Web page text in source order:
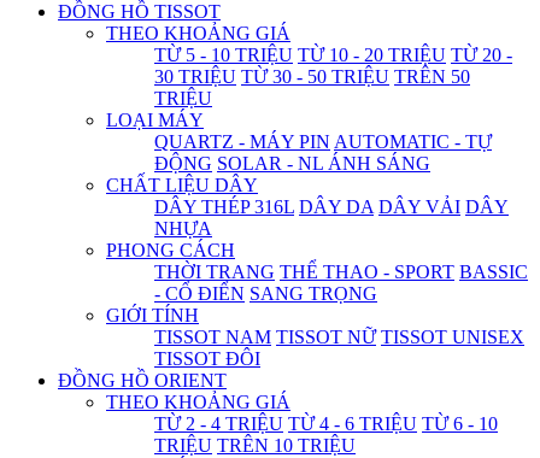
ĐỒNG HỒ TISSOT
THEO KHOẢNG GIÁ
TỪ 5 - 10 TRIỆU TỪ 10 - 20 TRIỆU TỪ 20 -
30 TRIỆU TỪ 30 - 50 TRIỆU TRÊN 50
TRIỆU
LOẠI MÁY
QUARTZ - MÁY PIN AUTOMATIC - TỰ
ĐỘNG SOLAR - NL ÁNH SÁNG
CHẤT LIỆU DÂY
DÂY THÉP 316L DÂY DA DÂY VẢI DÂY
NHỰA
PHONG CÁCH
THỜI TRANG THỂ THAO - SPORT BASSIC
- CỔ ĐIỂN SANG TRỌNG
GIỚI TÍNH
TISSOT NAM TISSOT NỮ TISSOT UNISEX
TISSOT ĐÔI
ĐỒNG HỒ ORIENT
THEO KHOẢNG GIÁ
TỪ 2 - 4 TRIỆU TỪ 4 - 6 TRIỆU TỪ 6 - 10
TRIỆU TRÊN 10 TRIỆU